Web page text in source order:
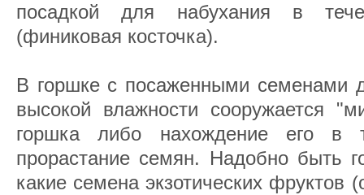
посадкой для набухания в
(финиковая косточка).
В горшке с посаженными семенами
высокой влажности сооружается
горшка либо нахождение его в
прорастание семян. Надобно быть
какие семена экзотических фруктов